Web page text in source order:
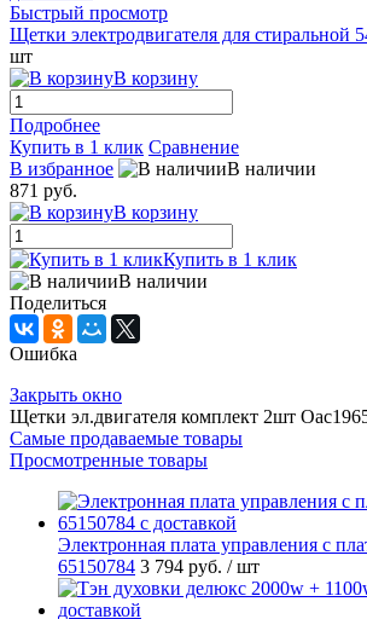
Быстрый просмотр
Щетки электродвигателя для стиральной
шт
В корзину
Подробнее
Купить в 1 клик Сравнение
В избранное
В наличии
871 руб.
В корзину
Купить в 1 клик
В наличии
Поделиться
Ошибка
Закрыть окно
Щетки эл.двигателя комплект 2шт
Самые продаваемые товары
Просмотренные товары
Электронная плата управления с
65150784 3 794 руб. / шт